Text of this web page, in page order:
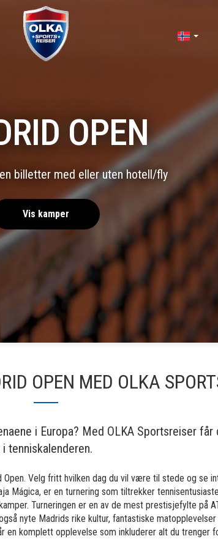
OPEN
billetter med eller uten hotell/fly
Vis kamper
OPEN MED OLKA
i Europa? Med OLKA Sportsreiser
tenniskalenderen.
Velg fritt hvilken dag du vil være til stede og se
Mágica, er en turnering som tiltrekker
Turneringen er en av de mest prestisjefylte på
nyte Madrids rike kultur, fantastiske
komplett opplevelse som inkluderer alt du trenger